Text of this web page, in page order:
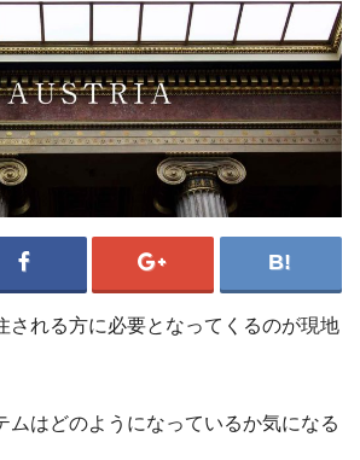
される方に必要となってくるのが現地
ムはどのようになっているか気になる